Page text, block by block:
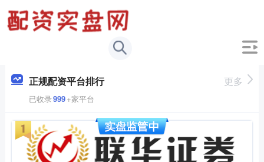
正规配资平台排行
已收录999+家平台
更多